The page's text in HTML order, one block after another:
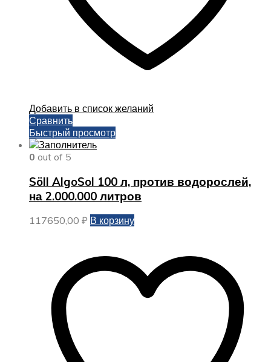
Добавить в список желаний
Сравнить
Быстрый просмотр
0 out of 5
Söll AlgoSol 100 л, против водорослей,
на 2.000.000 литров
117650,00 ₽ В корзину